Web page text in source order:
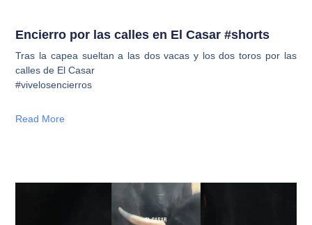
Encierro por las calles en El Casar #shorts
Tras la capea sueltan a las dos vacas y los dos toros por las
calles de El Casar
#vivelosencierros
Read More